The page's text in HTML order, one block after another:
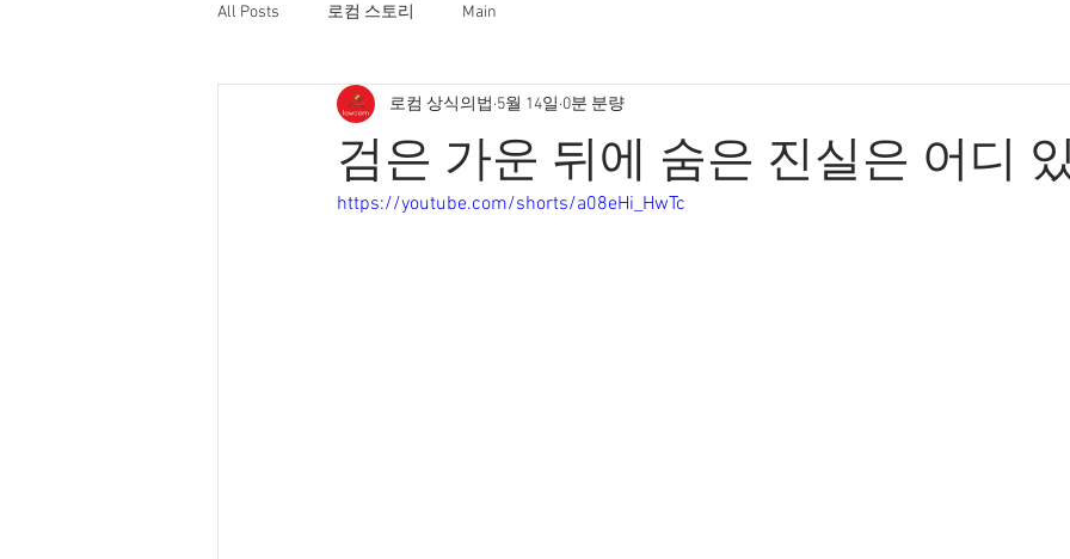
All Posts 로컴 스토리 Main
검은 가운 뒤에 숨은 진실은 어디
로컴 상식의법 5월 14일 0분 분량
https://youtube.com/shorts/a08eHi_HwTc